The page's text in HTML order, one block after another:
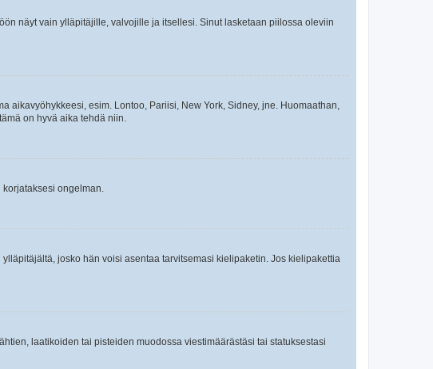
näyt vain ylläpitäjille, valvojille ja itsellesi. Sinut lasketaan piilossa oleviin
aikavyöhykkeesi, esim. Lontoo, Pariisi, New York, Sidney, jne. Huomaathan,
on hyvä aika tehdä niin.
ongelman.
josko hän voisi asentaa tarvitsemasi kielipaketin. Jos kielipakettia
laatikoiden tai pisteiden muodossa viestimäärästäsi tai statuksestasi